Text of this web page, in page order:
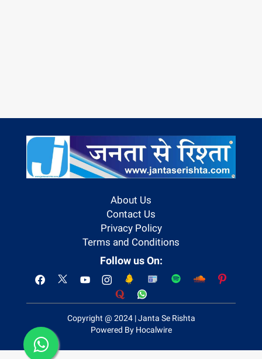
About Us
Contact Us
Privacy Policy
Terms and Conditions
Follow us On:
Copyright @ 2024 | Janta Se Rishta
Powered By Hocalwire